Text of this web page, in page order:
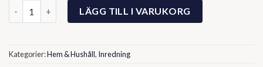
Kärlekens ord mängdLÄGG TILL I VARUKORG
Kategorier:Hem & Hushåll, Inredning